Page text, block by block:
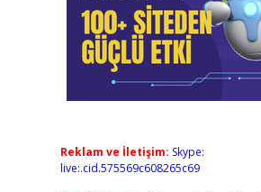
Reklam ve İletişim: Skype:
live:.cid.575569c608265c69